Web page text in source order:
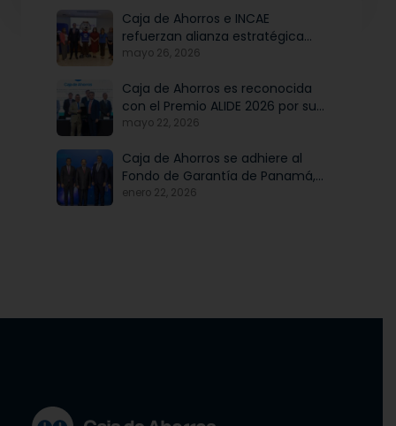
Caja de Ahorros e INCAE
refuerzan alianza estratégica
para potenciar el talento y la
mayo 26, 2026
Caja de Ahorros es reconocida
con el Premio ALIDE 2026 por su
Programa de Educación
mayo 22, 2026
Caja de Ahorros se adhiere al
Fondo de Garantía de Panamá,
iniciativa articulada por Banco
enero 22, 2026